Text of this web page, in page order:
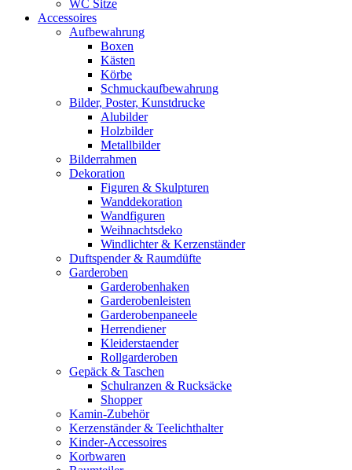
WC Sitze
Accessoires
Aufbewahrung
Boxen
Kästen
Körbe
Schmuckaufbewahrung
Bilder, Poster, Kunstdrucke
Alubilder
Holzbilder
Metallbilder
Bilderrahmen
Dekoration
Figuren & Skulpturen
Wanddekoration
Wandfiguren
Weihnachtsdeko
Windlichter & Kerzenständer
Duftspender & Raumdüfte
Garderoben
Garderobenhaken
Garderobenleisten
Garderobenpaneele
Herrendiener
Kleiderstaender
Rollgarderoben
Gepäck & Taschen
Schulranzen & Rucksäcke
Shopper
Kamin-Zubehör
Kerzenständer & Teelichthalter
Kinder-Accessoires
Korbwaren